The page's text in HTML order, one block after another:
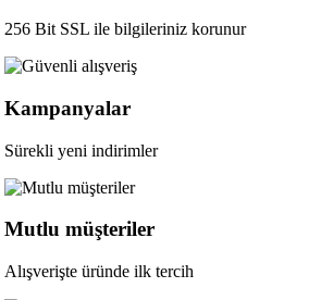
256 Bit SSL ile bilgileriniz korunur
Kampanyalar
Sürekli yeni indirimler
Mutlu müşteriler
Alışverişte üründe ilk tercih